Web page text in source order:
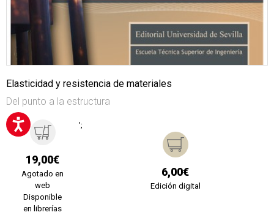
Elasticidad y resistencia de materiales
Del punto a la estructura
19,00€
Agotado en
web
Disponible
en librerías
';
6,00€
Edición digital